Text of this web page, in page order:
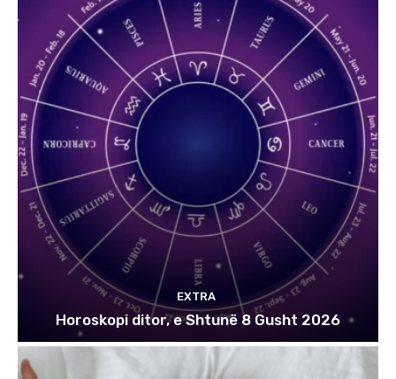
EXTRA
Horoskopi ditor, e Shtunë 8 Gusht 2026